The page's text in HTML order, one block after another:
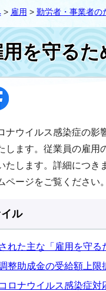
> 雇用 > 勤労者・事業者の
用を守る
ウイルス感染症の影
します。従業員の雇用
たします。詳細につき
ページをご覧ください。
ル
れた主な「雇用を守る
整助成金の受給額上限
ロナウイルス感染症対